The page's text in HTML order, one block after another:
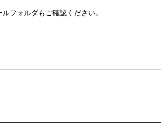
フォルダもご確認ください。